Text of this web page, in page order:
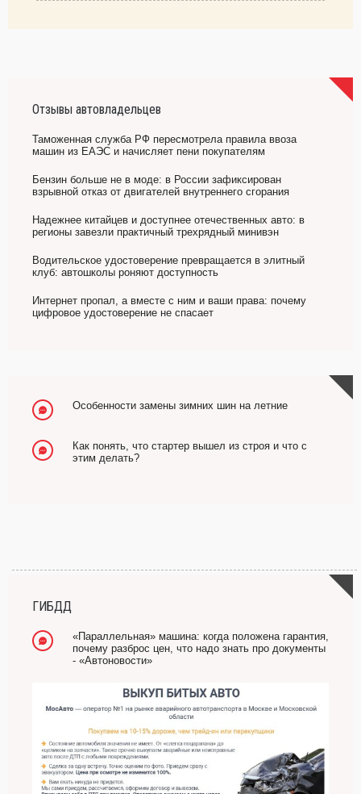
Отзывы автовладельцев
Таможенная служба РФ пересмотрела правила ввоза
машин из ЕАЭС и начисляет пени покупателям
Бензин больше не в моде: в России зафиксирован
взрывной отказ от двигателей внутреннего сгорания
Надежнее китайцев и доступнее отечественных авто: в
регионы завезли практичный трехрядный минивэн
Водительское удостоверение превращается в элитный
клуб: автошколы роняют доступность
Интернет пропал, а вместе с ним и ваши права: почему
цифровое удостоверение не спасает
Особенности замены зимних шин на летние
Как понять, что стартер вышел из строя и что с
этим делать?
ГИБДД
«Параллельная» машина: когда положена гарантия,
почему разброс цен, что надо знать про документы
- «Автоновости»